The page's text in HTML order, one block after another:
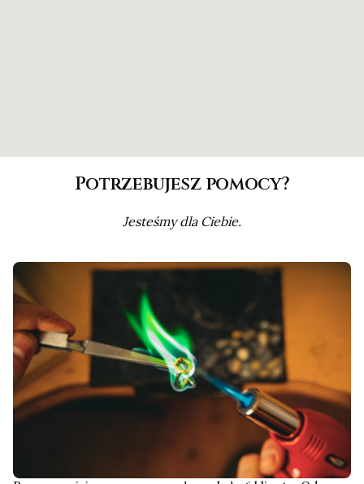
Potrzebujesz pomocy?
Jesteśmy dla Ciebie.